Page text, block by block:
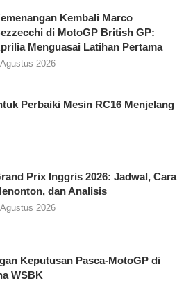
Kembali Marco
di MotoGP British GP:
Menguasai Latihan Pertama
2026
Perbaiki Mesin RC16 Menjelang
Prix Inggris 2026: Jadwal, Cara
dan Analisis
2026
Keputusan Pasca-MotoGP di
WSBK